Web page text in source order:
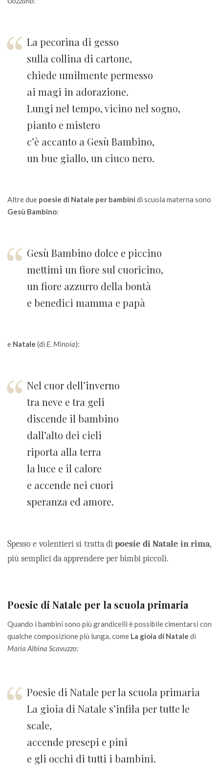
La pecorina di gesso
sulla collina di cartone,
chiede umilmente permesso
ai magi in adorazione.
Lungi nel tempo, vicino nel sogno,
pianto e mistero
c’è accanto a Gesù Bambino,
un bue giallo, un ciuco nero.
Altre due poesie di Natale per bambini di scuola materna sono
Gesù Bambino:
Gesù Bambino dolce e piccino
mettimi un fiore sul cuoricino,
un fiore azzurro della bontà
e benedici mamma e papà
e Natale (di E. Minoia):
Nel cuor dell’inverno
tra neve e tra geli
discende il bambino
dall’alto dei cieli
riporta alla terra
la luce e il calore
e accende nei cuori
speranza ed amore.
Spesso e volentieri si tratta di poesie di Natale in rima,
più semplici da apprendere per bimbi piccoli.
Poesie di Natale per la scuola primaria
Quando i bambini sono più grandicelli è possibile cimentarsi con
qualche composizione più lunga, come La gioia di Natale di
Maria Albina Scavuzzo:
Poesie di Natale per la scuola primaria
La gioia di Natale s’infila per tutte le
scale,
accende presepi e pini
e gli occhi di tutti i bambini.